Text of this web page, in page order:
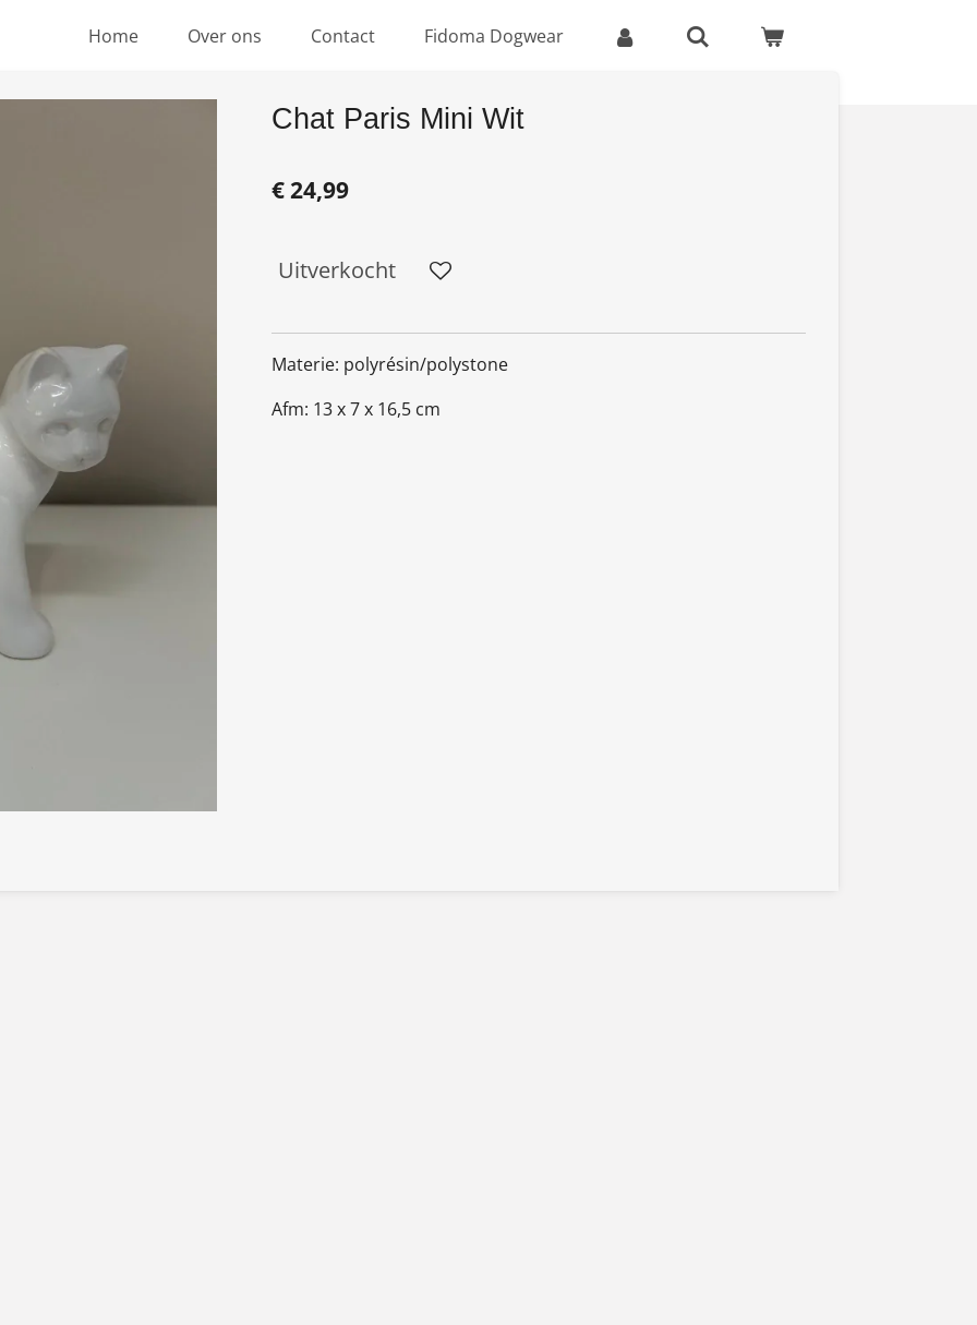
Home Over ons Contact Fidoma Dogwear
Chat Paris Mini Wit
€ 24,99
Uitverkocht
Materie: polyrésin/polystone
Afm: 13 x 7 x 16,5 cm